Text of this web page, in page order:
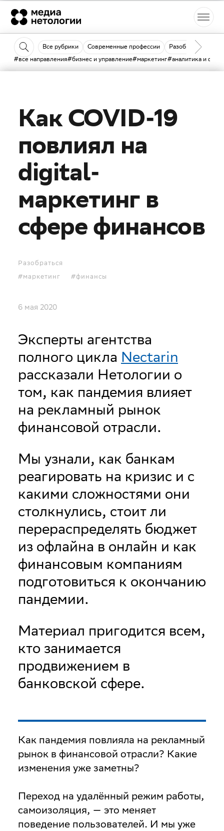
Все рубрики Современные профессии Разобраться
#все направления#бизнес и управление#маркетинг#аналитика и data
Как COVID-19
повлиял на
digital-
маркетинг в
сфере финансов
Разобраться
#маркетинг
#финансы
6 мая 2020
Эксперты агентства
полного цикла Nectarin
рассказали Нетологии о
том, как пандемия влияет
на рекламный рынок
финансовой отрасли.
Мы узнали, как банкам
реагировать на кризис и с
какими сложностями они
столкнулись, стоит ли
перераспределять бюджет
из офлайна в онлайн и как
финансовым компаниям
подготовиться к окончанию
пандемии.
Материал пригодится всем,
кто занимается
продвижением в
банковской сфере.
Как пандемия повлияла на рекламный
рынок в финансовой отрасли? Какие
изменения уже заметны?
Переход на удалённый режим работы,
самоизоляция, — это меняет
поведение пользователей. И мы уже